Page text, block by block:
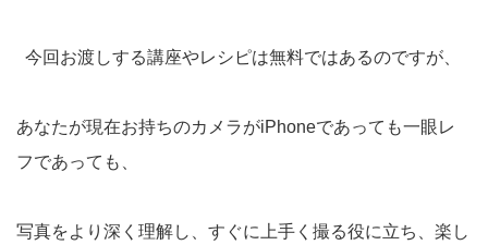
今回お渡しする講座やレシピは無料ではあるのですが、
あなたが現在お持ちのカメラがiPhoneであっても一眼レ
フであっても、
写真をより深く理解し、すぐに上手く撮る役に立ち、楽し